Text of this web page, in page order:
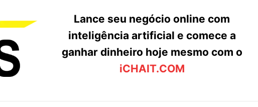
Lance seu negócio online com
inteligência artificial e comece a
ganhar dinheiro hoje mesmo com o
iCHAIT.COM